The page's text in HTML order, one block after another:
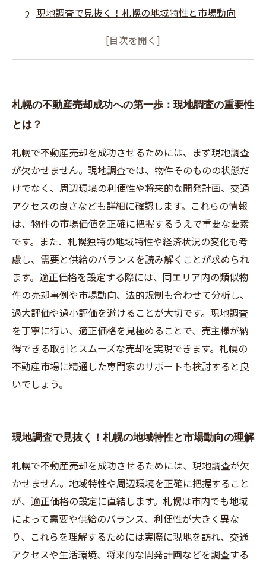
現地調査で見抜く！札幌の地域特性と市場動向
物件価値を最大化するために押さえるべきポイ
定の秘訣
成功する売却へ：無理のない価格設定と魅力的
な売り出し方
札幌での不動産売却で避けたい失敗とその対策
現地調査から適正価格まで完全ガイド！札幌の
不動産売却成功ストーリー
札幌の不動産売却成功への第一歩：現地調査の重要性
とは？
札幌で不動産売却を成功させるためには、まず現地調査
が欠かせません。現地調査では、物件そのものの状態だ
けでなく、周辺環境の利便性や将来的な開発計画、交通
アクセスの良さなども詳細に確認します。これらの情報
は、物件の市場価値を正確に把握するうえで重要な要素
です。また、札幌独特の地域特性や経済状況の変化も考
慮し、需要と供給のバランスを読み解くことが求められ
ます。適正価格を設定する際には、同エリア内の類似物
件の売却事例や市場動向、法的規制も合わせて分析し、
過大評価や過小評価を避けることが大切です。現地調査
を丁寧に行い、適正価格を見極めることで、売主様が納
得できる取引とスムーズな売却を実現できます。札幌の
不動産市場に精通した専門家のサポートも検討すると良
いでしょう。
現地調査で見抜く！札幌の地域特性と市場動向の理解
札幌で不動産売却を成功させるためには、現地調査が欠
かせません。地域特性や周辺環境を正確に把握すること
が、適正価格の設定に直結します。札幌は市内でも地域
によって需要や供給のバランス、利便性が大きく異な
り、これらを理解するためには実際に現地を訪れ、交通
アクセスや生活環境、将来的な開発計画などを調査する